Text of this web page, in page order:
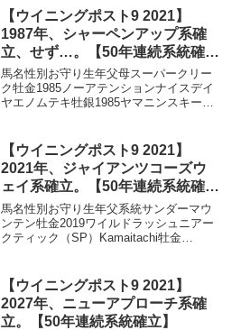
【ウイニングポスト9 2021】
1987年、シャーペンアップ系確
立、せず…。【50年連続系統確
立】
馬名性別お守り生年父母スーパークリー
ク牡金1985ノーアテンションナイスデイ
ヤエノムテキ牡銀1985ヤマニンスキーツ
ート牡緑1985マルゼンスキーヒダカセッ
ショング...
【ウイニングポスト9 2021】
2021年、ジャイアンツコーズウ
ェイ系確立。【50年連続系統確
立】
馬名性別お守り生年父系統サンダーマウ
ンテン牡金2019ワイルドラッシュニアー
クティック（SP）Kamaitachi牡金
（SP）ボロブドゥール（ムル...
【ウイニングポスト9 2021】
2027年、ニューアプローチ系確
立。【50年連続系統確立】